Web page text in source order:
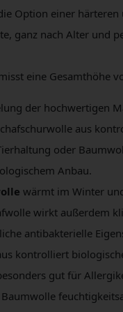
Option einer härteren
ganz nach Alter und
eine Gesamthöhe
der hochwertigen
aus
oder
Anbau.
wärmt im Winter
wirkt außerdem
antibakterielle
kontrolliert
gut für